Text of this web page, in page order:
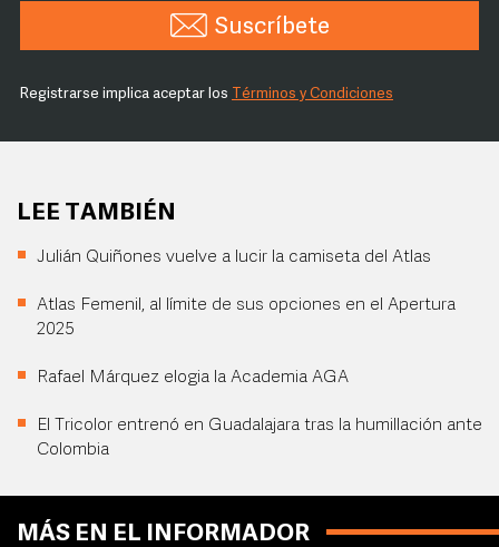
Suscríbete
Registrarse implica aceptar los Términos y Condiciones
LEE TAMBIÉN
Julián Quiñones vuelve a lucir la camiseta del Atlas
Atlas Femenil, al límite de sus opciones en el Apertura
2025
Rafael Márquez elogia la Academia AGA
El Tricolor entrenó en Guadalajara tras la humillación ante
Colombia
MÁS EN EL INFORMADOR